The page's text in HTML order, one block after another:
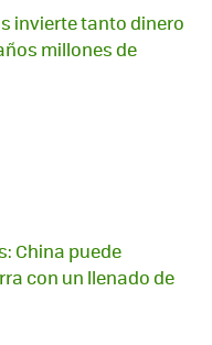
invierte tanto dinero
millones de
China puede
con un llenado de